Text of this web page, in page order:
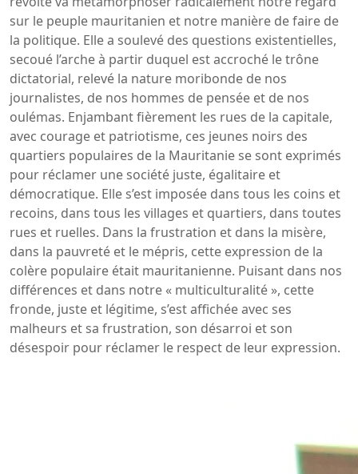
sur le peuple mauritanien et notre manière de faire de
la politique. Elle a soulevé des questions existentielles,
secoué l’arche à partir duquel est accroché le trône
dictatorial, relevé la nature moribonde de nos
journalistes, de nos hommes de pensée et de nos
oulémas. Enjambant fièrement les rues de la capitale,
avec courage et patriotisme, ces jeunes noirs des
quartiers populaires de la Mauritanie se sont exprimés
pour réclamer une société juste, égalitaire et
démocratique. Elle s’est imposée dans tous les coins et
recoins, dans tous les villages et quartiers, dans toutes
rues et ruelles. Dans la frustration et dans la misère,
dans la pauvreté et le mépris, cette expression de la
colère populaire était mauritanienne. Puisant dans nos
différences et dans notre « multiculturalité », cette
fronde, juste et légitime, s’est affichée avec ses
malheurs et sa frustration, son désarroi et son
désespoir pour réclamer le respect de leur expression.